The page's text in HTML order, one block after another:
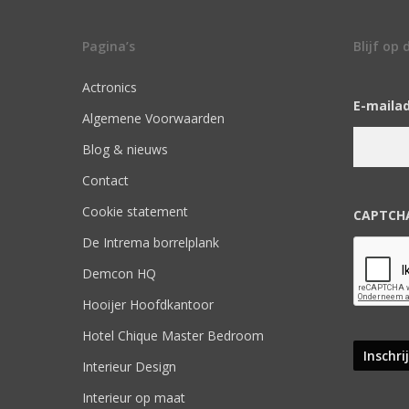
Pagina’s
Actronics
Algemene Voorwaarden
Blog & nieuws
Contact
Cookie statement
De Intrema borrelplank
Demcon HQ
Hooijer Hoofdkantoor
Hotel Chique Master Bedroom
Interieur Design
Interieur op maat
Blijf op
E-